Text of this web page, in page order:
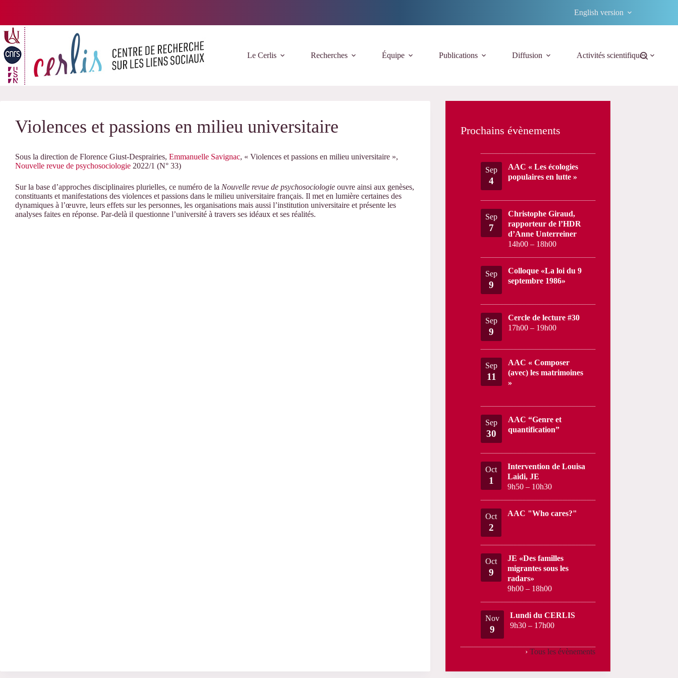
English version
Le Cerlis Recherches Équipe Publications Diffusion Activités scientifiques
Violences et passions en milieu universitaire
Sous la direction de Florence Giust-Desprairies, Emmanuelle Savignac, « Violences et passions en milieu universitaire »,
Nouvelle revue de psychosociologie 2022/1 (N° 33)
Sur la base d’approches disciplinaires plurielles, ce numéro de la Nouvelle revue de psychosociologie ouvre ainsi aux genèses,
constituants et manifestations des violences et passions dans le milieu universitaire français. Il met en lumière certaines des
dynamiques à l’œuvre, leurs effets sur les personnes, les organisations mais aussi l’institution universitaire et présente les
analyses faites en réponse. Par-delà il questionne l’université à travers ses idéaux et ses réalités.
Prochains évènements
Sep
4
AAC « Les écologies
populaires en lutte »
Sep
7
Christophe Giraud,
rapporteur de l’HDR
d’Anne Unterreiner
14h00 – 18h00
Sep
9
Colloque «La loi du 9
septembre 1986»
Sep
9
Cercle de lecture #30
17h00 – 19h00
Sep
11
AAC « Composer
(avec) les matrimoines
»
Sep
30
AAC “Genre et
quantification”
Oct
1
Intervention de Louisa
Laidi, JE
9h50 – 10h30
Oct
2
AAC "Who cares?"
Oct
9
JE «Des familles
migrantes sous les
radars»
9h00 – 18h00
Nov
9
Lundi du CERLIS
9h30 – 17h00
› Tous les évènements